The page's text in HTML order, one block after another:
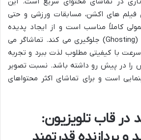
های اکشن، مسابقات ورزشی و حتی
کاملاً مناسب است و از ایجاد پدیده
هایی مانند شبح سازی (Ghosting) جلوگیری می کند. تماشاگر می
با کیفیتی مطلوب لذت ببرد و تجربه
را در پیش رو داشته باشد. نسبت تصویر
سینمایی است و برای تماشای اکثر محتواهای
در قاب تلویزیون: